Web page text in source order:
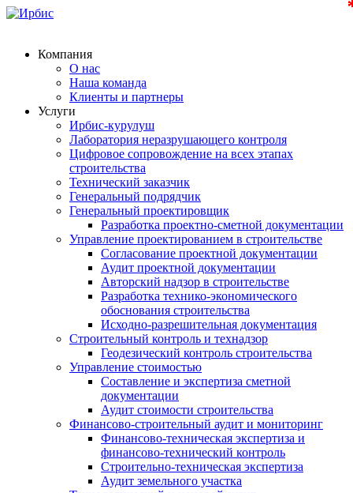
Компания
О нас
Наша команда
Клиенты и партнеры
Услуги
Ирбис-курулуш
Лаборатория неразрушающего контроля
Цифровое сопровождение на всех этапах
строительства
Технический заказчик
Генеральный подрядчик
Генеральный проектировщик
Разработка проектно-сметной документации
Управление проектированием в строительстве
Согласование проектной документации
Аудит проектной документации
Авторский надзор в строительстве
Разработка технико-экономического
обоснования строительства
Исходно-разрешительная документация
Строительный контроль и технадзор
Геодезический контроль строительства
Управление стоимостью
Составление и экспертиза сметной
документации
Аудит стоимости строительства
Финансово-строительный аудит и мониторинг
Финансово-техническая экспертиза и
финансово-технический контроль
Строительно-техническая экспертиза
Аудит земельного участка